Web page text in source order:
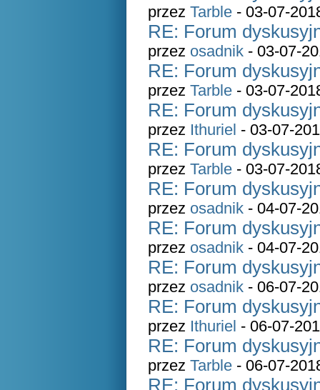
przez Tarble - 03-07-
RE: Forum
przez osadnik - 03-07-
RE: Forum
przez Tarble - 03-07-
RE: Forum
przez Ithuriel - 03-07-
RE: Forum
przez Tarble - 03-07-
RE: Forum
przez osadnik - 04-07-
RE: Forum
przez osadnik - 04-07-
RE: Forum
przez osadnik - 06-07-
RE: Forum
przez Ithuriel - 06-07-
RE: Forum
przez Tarble - 06-07-
RE: Forum